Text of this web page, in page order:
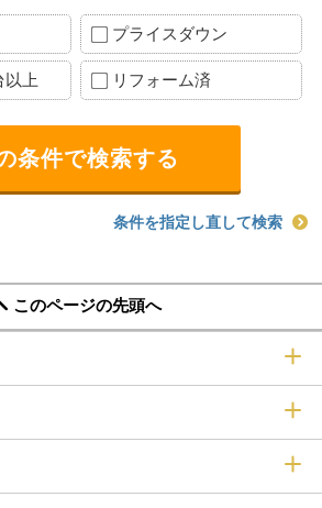
プライスダウン
以上 リフォーム済
条件を指定し直して検索
このページの先頭へ